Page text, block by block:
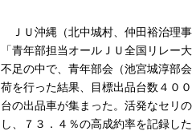
ＪＵ沖縄（北中城村、仲田裕治理事
「青年部担当オールＪＵ全国リレー
不足の中で、青年部会（池宮城淳部
荷を行った結果、目標出品台数４０
台の出品車が集まった。活発なセリ
し、７３．４％の高成約率を記録した